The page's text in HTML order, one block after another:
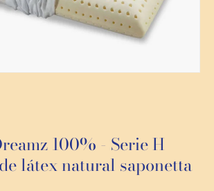
100% - Serie H
látex natural saponetta